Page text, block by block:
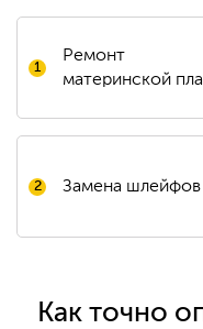
1
Ремонт
материнской
2 Замена шлейфов
Как точно